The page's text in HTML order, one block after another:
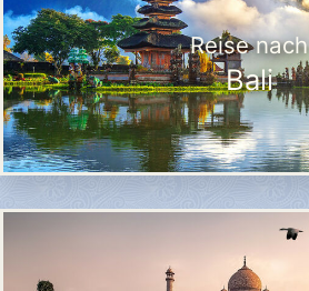
Reise nach
Bali